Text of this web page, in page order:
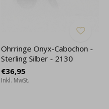
Ohrringe Onyx-Cabochon -
Sterling Silber - 2130
€36,95
Inkl. MwSt.